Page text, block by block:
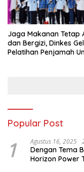
Jaga Makanan Tetap
dan Bergizi, Dinkes
Pelatihan Penjamah
Popular Post
1 Agustus 16, 2025
Dengan Tema
Horizon Power